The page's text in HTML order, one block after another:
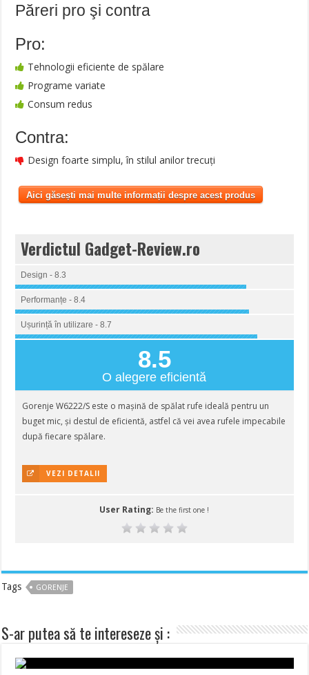
Păreri pro şi contra
Pro:
Tehnologii eficiente de spălare
Programe variate
Consum redus
Contra:
Design foarte simplu, în stilul anilor trecuți
Aici găsești mai multe informații despre acest produs
Verdictul Gadget-Review.ro
Design - 8.3
Performanțe - 8.4
Ușurință în utilizare - 8.7
8.5
O alegere eficientă
Gorenje W6222/S este o mașină de spălat rufe ideală pentru un
buget mic, și destul de eficientă, astfel că vei avea rufele impecabile
după fiecare spălare.
VEZI DETALII
User Rating: Be the first one !
Tags GORENJE
S-ar putea să te intereseze și :